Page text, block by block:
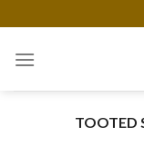
to
content
TOOTED